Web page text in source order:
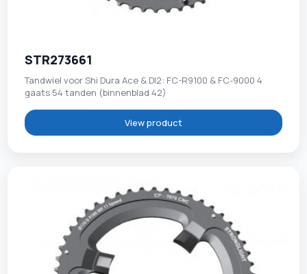
STR273661
Tandwiel voor Shi Dura Ace & DI2: FC-R9100 & FC-9000 4
gaats 54 tanden (binnenblad 42)
View product